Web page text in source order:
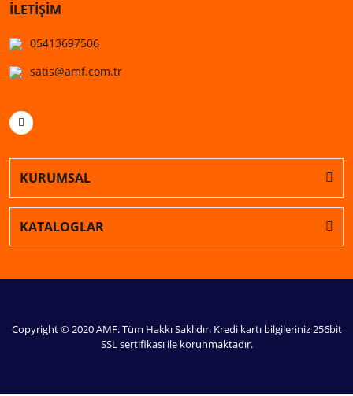
İLETİŞİM
05413697506
satis@amf.com.tr
KURUMSAL
KATALOGLAR
Copyright © 2020 AMF. Tüm Hakkı Saklıdır. Kredi kartı bilgileriniz 256bit
SSL sertifikası ile korunmaktadır.